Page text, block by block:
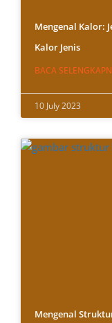
Mengenal Kalor:
Kalor Jenis
BACA
10 July 2023
Mengenal